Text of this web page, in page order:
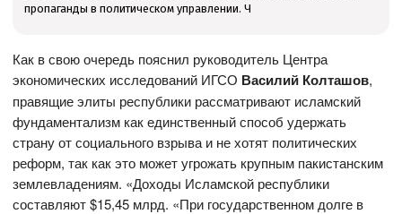
пропаганды в политическом управлении. Ч
Как в свою очередь пояснил руководитель Центра
экономических исследований ИГСО Василий Колташов,
правящие элиты республики рассматривают исламский
фундаментализм как единственный способ удержать
страну от социального взрыва и не хотят политических
реформ, так как это может угрожать крупным пакистанским
землевладениям. «Доходы Исламской республики
составляют $15,45 млрд. «При государственном долге в